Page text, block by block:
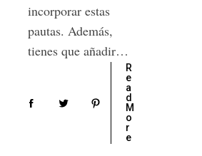
incorporar estas
pautas. Además,
tienes que añadir…
R
e
a
d
M
o
r
e